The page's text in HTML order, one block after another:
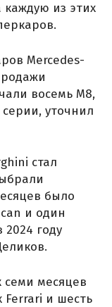
каждую из этих
Mercedes-
восемь M8,
уточнил
стал
было
и один
году
семи месяцев
Ferrari и шесть